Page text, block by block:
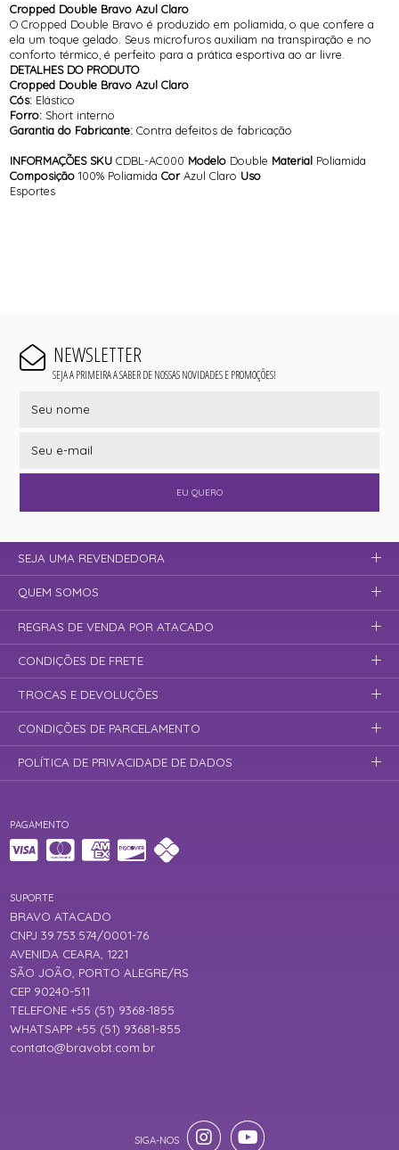
Cropped Double Bravo Azul Claro
O Cropped Double Bravo é produzido em poliamida, o que confere a
ela um toque gelado. Seus microfuros auxiliam na transpiração e no
conforto térmico, é perfeito para a prática esportiva ao ar livre.
DETALHES DO PRODUTO
Cropped Double Bravo Azul Claro
Cós: Elástico
Forro: Short interno
Garantia do Fabricante:Contra defeitos de fabricação
INFORMAÇÕES SKU CDBL-AC000 Modelo Double Material Poliamida
Composição 100% PoliamidaCorAzul Claro Uso
Esportes
NEWSLETTER
SEJA A PRIMEIRA A SABER DE NOSSAS NOVIDADES E PROMOÇÕES!
EU QUERO
PAGAMENTO
SUPORTE
BRAVO ATACADO
CNPJ 39.753.574/0001-76
AVENIDA CEARA, 1221
SÃO JOÃO, PORTO ALEGRE/RS
CEP 90240-511
TELEFONE +55 (51) 9368-1855
WHATSAPP +55 (51) 93681-855
contato@bravobt.com.br
SEJA UMA REVENDEDORA
QUEM SOMOS
REGRAS DE VENDA POR ATACADO
CONDIÇÕES DE FRETE
TROCAS E DEVOLUÇÕES
CONDIÇÕES DE PARCELAMENTO
POLÍTICA DE PRIVACIDADE DE DADOS